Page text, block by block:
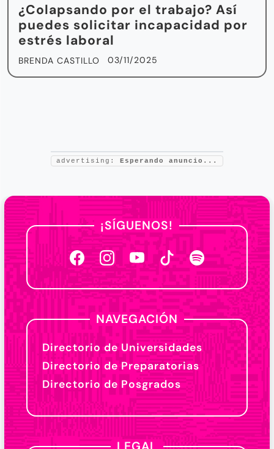
¿Colapsando por el trabajo? Así
puedes solicitar incapacidad por
estrés laboral
BRENDA CASTILLO 03/11/2025
advertising: Esperando anuncio...
¡SÍGUENOS!
NAVEGACIÓN
Directorio de Universidades
Directorio de Preparatorias
Directorio de Posgrados